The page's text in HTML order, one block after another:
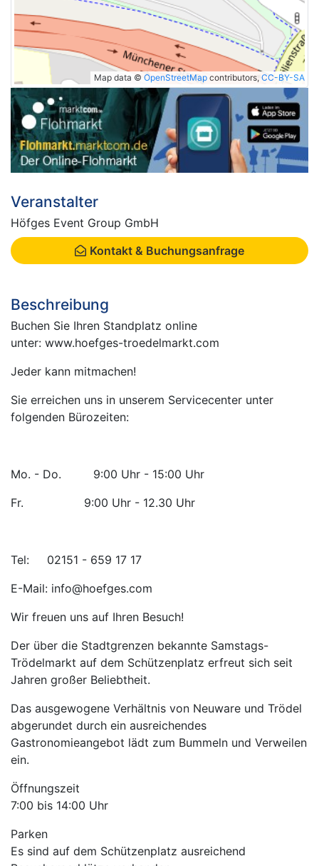
Map data © OpenStreetMap contributors, CC-BY-SA
Veranstalter
Höfges Event Group GmbH
Kontakt & Buchungsanfrage
Beschreibung
Buchen Sie Ihren Standplatz online
unter: www.hoefges-troedelmarkt.com
Jeder kann mitmachen!
Sie erreichen uns in unserem Servicecenter unter
folgenden Bürozeiten:
Mo. - Do. 9:00 Uhr - 15:00 Uhr
Fr. 9:00 Uhr - 12.30 Uhr
Tel: 02151 - 659 17 17
E-Mail: info@hoefges.com
Wir freuen uns auf Ihren Besuch!
Der über die Stadtgrenzen bekannte Samstags-
Trödelmarkt auf dem Schützenplatz erfreut sich seit
Jahren großer Beliebtheit.
Das ausgewogene Verhältnis von Neuware und Trödel
abgerundet durch ein ausreichendes
Gastronomieangebot lädt zum Bummeln und Verweilen
ein.
Öffnungszeit
7:00 bis 14:00 Uhr
Parken
Es sind auf dem Schützenplatz ausreichend